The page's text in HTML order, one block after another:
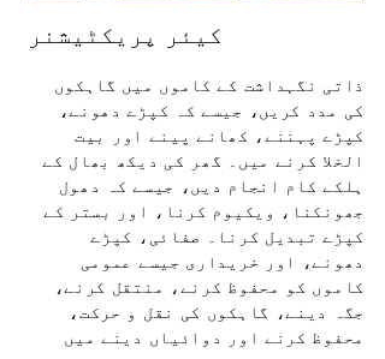
کیئر پریکٹیشنر
ذاتی نگہداشت کے کاموں میں گاہکوں
کی مدد کریں، جیسے کہ کپڑے دھونے،
کپڑے پہننے، کھانے پینے اور بیت
الخلا کرنے میں۔ گھر کی دیکھ بھال کے
ہلکے کام انجام دیں، جیسے کہ دھول
جھونکنا، ویکیوم کرنا، اور بستر کے
کپڑے تبدیل کرنا۔ صفائی، کپڑے
دھونے، اور خریداری جیسے عمومی
کاموں کو محفوظ کرنے، منتقل کرنے،
جگہ دینے، گاہکوں کی نقل و حرکت،
محفوظ کرنے اور دوائیاں دینے میں